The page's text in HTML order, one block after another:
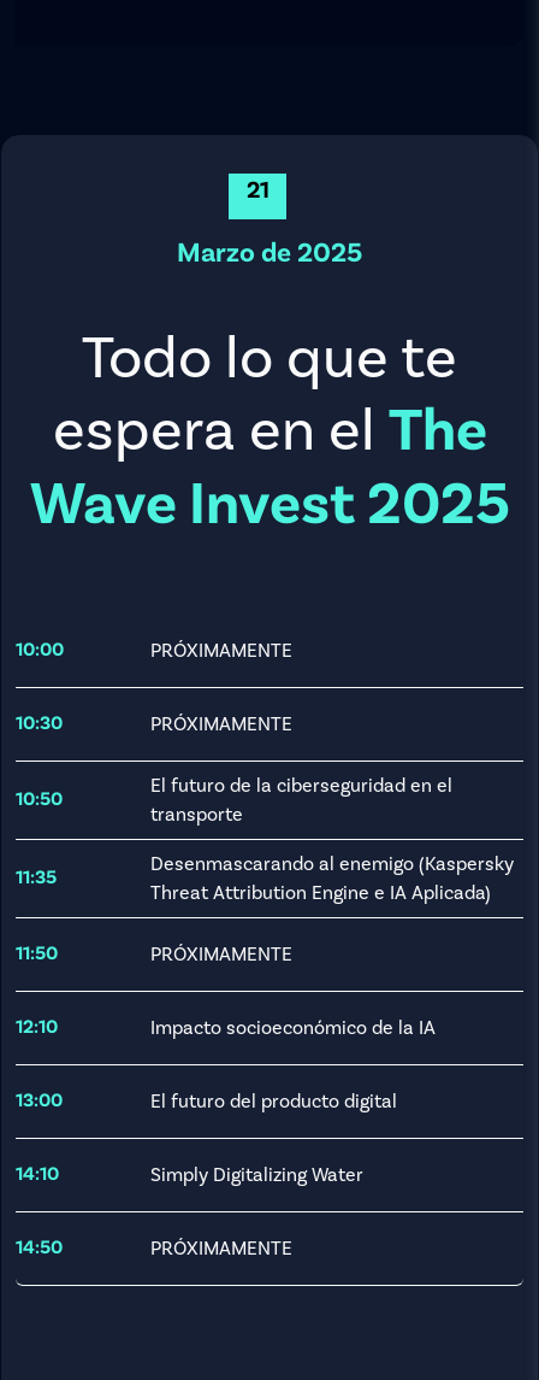
21
Marzo de 2025
Todo lo que te
espera en el The
Wave Invest 2025
10:00 PRÓXIMAMENTE
10:30 PRÓXIMAMENTE
10:50
El futuro de la ciberseguridad en el
transporte
11:35
Desenmascarando al enemigo (Kaspersky
Threat Attribution Engine e IA Aplicada)
11:50 PRÓXIMAMENTE
12:10 Impacto socioeconómico de la IA
13:00 El futuro del producto digital
14:10 Simply Digitalizing Water
14:50 PRÓXIMAMENTE